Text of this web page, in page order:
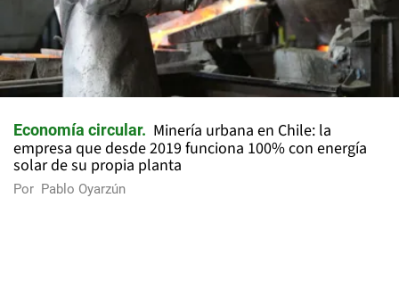
Economía circular
Minería urbana en Chile: la
empresa que desde 2019 funciona 100% con energía
solar de su propia planta
Por Pablo Oyarzún